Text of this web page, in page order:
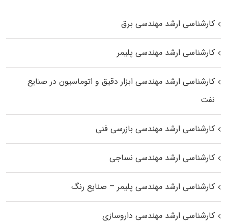
کارشناسی ارشد مهندسی برق
کارشناسی ارشد مهندسی پلیمر
کارشناسی ارشد مهندسی ابزار دقیق و اتوماسیون در صنایع
نفت
کارشناسی ارشد مهندسی بازرسی فنی
کارشناسی ارشد مهندسی نساجی
کارشناسی ارشد مهندسی پلیمر – صنایع رنگ
کارشناسی ارشد مهندسی داروسازی